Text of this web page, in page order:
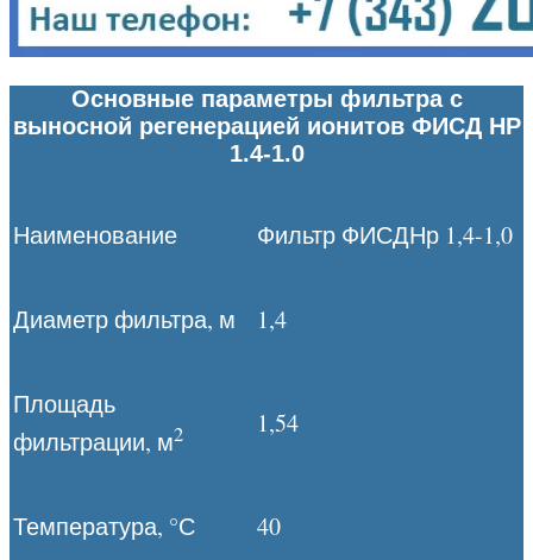
Основные параметры фильтра с
выносной регенерацией ионитов ФИСД НР
1.4-1.0
Наименование Фильтр ФИСДНр 1,4-1,0
Диаметр фильтра, м 1,4
Площадь
фильтрации, м2 1,54
Температура, °С 40